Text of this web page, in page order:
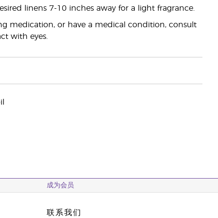
linens 7-10 inches away for a light fragrance.
medication, or have a medical condition, consult
with eyes.
成为会员
联系我们